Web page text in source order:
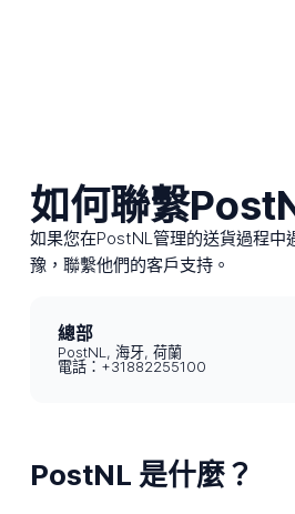
如何聯繫
如果您在PostNL管理的送貨過程中
豫，聯繫他們的客戶支持。
總部
PostNL, 海牙, 荷蘭
電話：+31882255100
PostNL 是什麼？